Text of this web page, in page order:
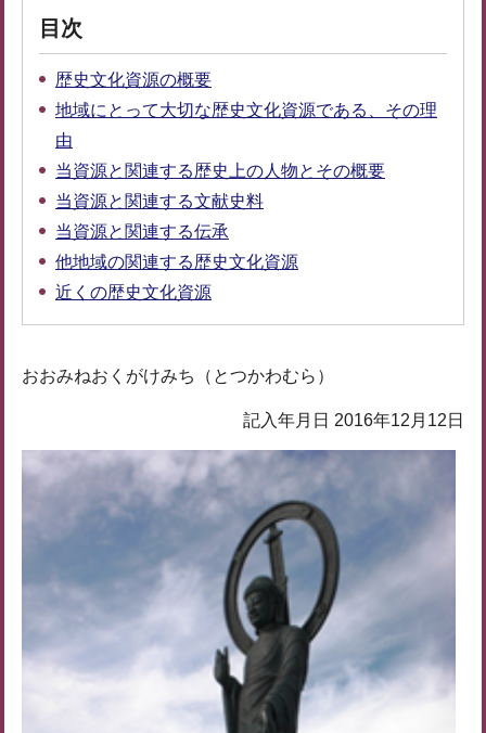
目次
歴史文化資源の概要
地域にとって大切な歴史文化資源である、その理
由
当資源と関連する歴史上の人物とその概要
当資源と関連する文献史料
当資源と関連する伝承
他地域の関連する歴史文化資源
近くの歴史文化資源
おおみねおくがけみち（とつかわむら）
記入年月日 2016年12月12日